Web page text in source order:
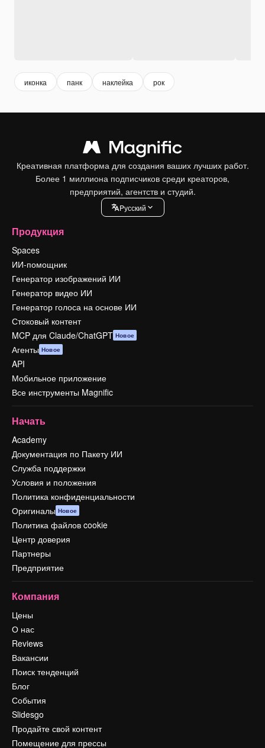
иконка панк наклейка рок
Креативная платформа для создания ваших лучших работ.
Более 1 миллиона подписчиков среди креаторов,
предприятий, агентств и студий.
Pусский
Продукция
Spaces
ИИ-помощник
Генератор изображений ИИ
Генератор видео ИИ
Генератор голоса на основе ИИ
Стоковый контент
MCP для Claude/ChatGPT Новое
Агенты Новое
API
Мобильное приложение
Все инструменты Magnific
Начать
Academy
Документация по Пакету ИИ
Служба поддержки
Условия и положения
Политика конфиденциальности
Оригиналы Новое
Политика файлов cookie
Центр доверия
Партнеры
Предприятие
Компания
Цены
О нас
Reviews
Вакансии
Поиск тенденций
Блог
События
Slidesgo
Продайте свой контент
Помещение для прессы